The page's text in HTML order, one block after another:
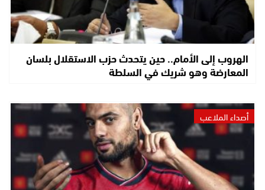
الهروب إلى الأمام.. حين يتحدث حزب الاستقلال بلسان
المعارضة وهو شريك في السلطة
أصداء الملاعب